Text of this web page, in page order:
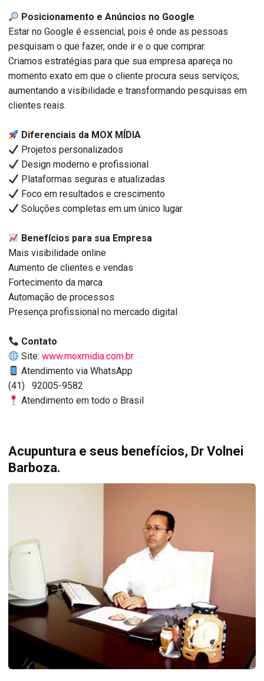
Posicionamento e Anúncios no Google
Estar no Google é essencial, pois é onde as pessoas
pesquisam o que fazer, onde ir e o que comprar.
Criamos estratégias para que sua empresa apareça no
momento exato em que o cliente procura seus serviços,
aumentando a visibilidade e transformando pesquisas em
clientes reais.
Diferenciais da MOX MÍDIA
Projetos personalizados
Design moderno e profissional
Plataformas seguras e atualizadas
Foco em resultados e crescimento
Soluções completas em um único lugar
Benefícios para sua Empresa
Mais visibilidade online
Aumento de clientes e vendas
Fortecimento da marca
Automação de processos
Presença profissional no mercado digital
Contato
Site:www.moxmidia.com.br
Atendimento via WhatsApp
(41) 92005-9582
Atendimento em todo o Brasil
Acupuntura e seus benefícios, Dr Volnei
Barboza.